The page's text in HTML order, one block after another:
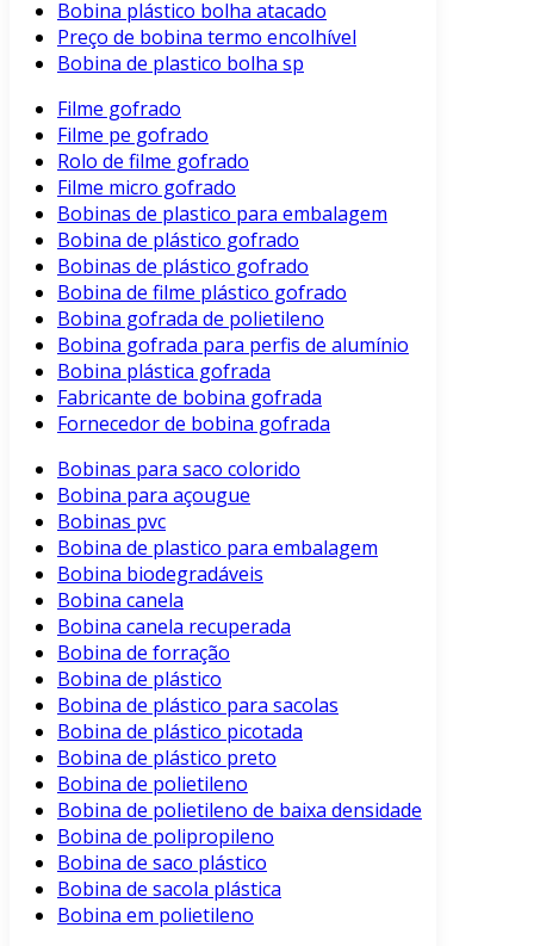
Bobina plástico bolha atacado
Preço de bobina termo encolhível
Bobina de plastico bolha sp
Filme gofrado
Filme pe gofrado
Rolo de filme gofrado
Filme micro gofrado
Bobinas de plastico para embalagem
Bobina de plástico gofrado
Bobinas de plástico gofrado
Bobina de filme plástico gofrado
Bobina gofrada de polietileno
Bobina gofrada para perfis de alumínio
Bobina plástica gofrada
Fabricante de bobina gofrada
Fornecedor de bobina gofrada
Bobinas para saco colorido
Bobina para açougue
Bobinas pvc
Bobina de plastico para embalagem
Bobina biodegradáveis
Bobina canela
Bobina canela recuperada
Bobina de forração
Bobina de plástico
Bobina de plástico para sacolas
Bobina de plástico picotada
Bobina de plástico preto
Bobina de polietileno
Bobina de polietileno de baixa densidade
Bobina de polipropileno
Bobina de saco plástico
Bobina de sacola plástica
Bobina em polietileno